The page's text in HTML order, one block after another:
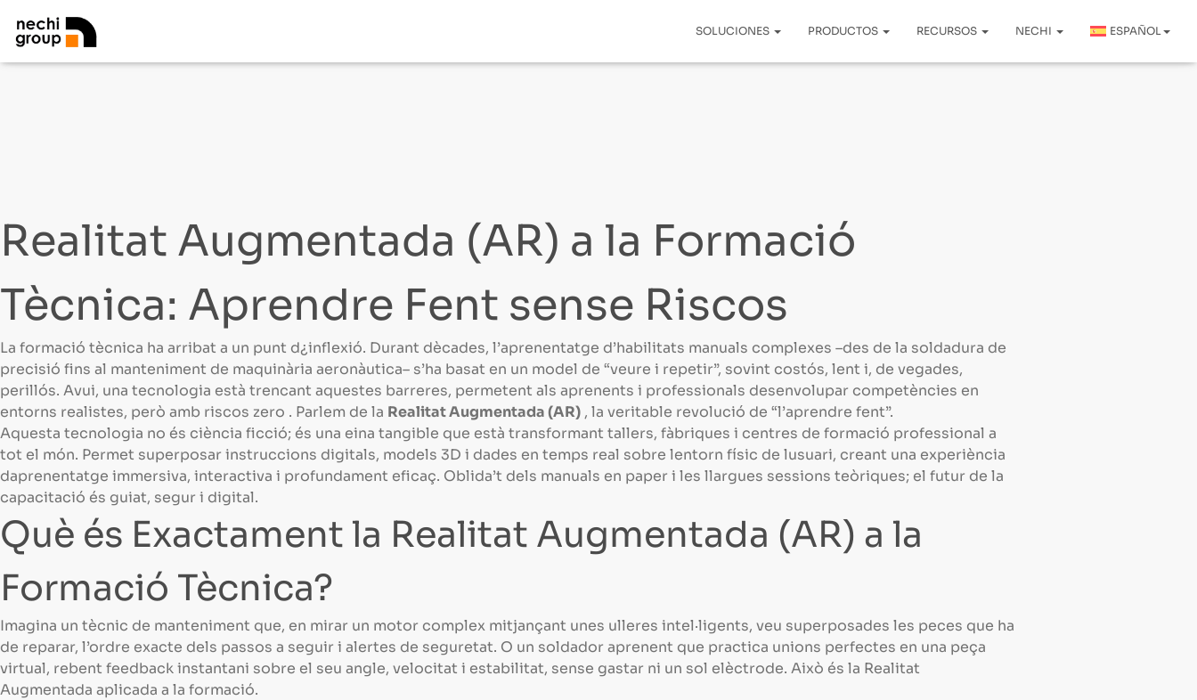
SOLUCIONES PRODUCTOS RECURSOS NECHI ESPAÑOL
Realitat Augmentada (AR) a la Formació
Tècnica: Aprendre Fent sense Riscos
La formació tècnica ha arribat a un punt d¿inflexió. Durant dècades, l’aprenentatge d’habilitats manuals complexes –des de la soldadura de
precisió fins al manteniment de maquinària aeronàutica– s’ha basat en un model de “veure i repetir”, sovint costós, lent i, de vegades,
perillós. Avui, una tecnologia està trencant aquestes barreres, permetent als aprenents i professionals desenvolupar competències en
entorns realistes, però amb riscos zero . Parlem de la Realitat Augmentada (AR) , la veritable revolució de “l’aprendre fent”.
Aquesta tecnologia no és ciència ficció; és una eina tangible que està transformant tallers, fàbriques i centres de formació professional a
tot el món. Permet superposar instruccions digitals, models 3D i dades en temps real sobre lentorn físic de lusuari, creant una experiència
daprenentatge immersiva, interactiva i profundament eficaç. Oblida’t dels manuals en paper i les llargues sessions teòriques; el futur de la
capacitació és guiat, segur i digital.
Què és Exactament la Realitat Augmentada (AR) a la
Formació Tècnica?
Imagina un tècnic de manteniment que, en mirar un motor complex mitjançant unes ulleres intel·ligents, veu superposades les peces que ha
de reparar, l’ordre exacte dels passos a seguir i alertes de seguretat. O un soldador aprenent que practica unions perfectes en una peça
virtual, rebent feedback instantani sobre el seu angle, velocitat i estabilitat, sense gastar ni un sol elèctrode. Això és la Realitat
Augmentada aplicada a la formació.